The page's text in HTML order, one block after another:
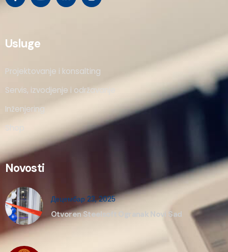
Usluge
Projektovanje i konsalting
Servis, izvodjenje i održavanje
Inženjering
Shop
Novosti
Децембар 23, 2025
Otvoren Steelsoft Ogranak Novi Sad